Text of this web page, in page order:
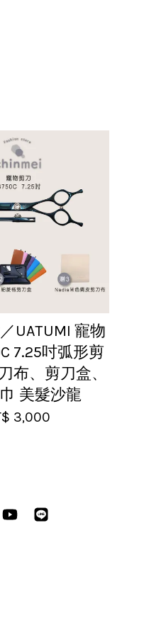
UATUMI 寵物
7.25吋弧形剪
布、剪刀盒、
美髮沙龍
3,000
YouTube